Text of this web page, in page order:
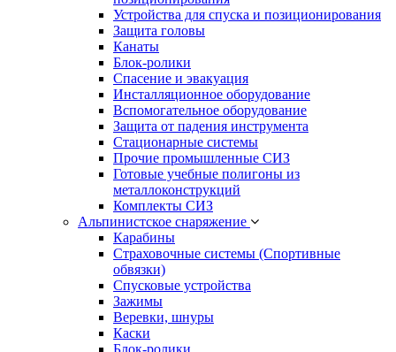
Устройства для спуска и позиционирования
Защита головы
Канаты
Блок-ролики
Спасение и эвакуация
Инсталляционное оборудование
Вспомогательное оборудование
Защита от падения инструмента
Стационарные системы
Прочие промышленные СИЗ
Готовые учебные полигоны из
металлоконструкций
Комплекты СИЗ
Альпинистское снаряжение
Карабины
Страховочные системы (Спортивные
обвязки)
Спусковые устройства
Зажимы
Веревки, шнуры
Каски
Блок-ролики